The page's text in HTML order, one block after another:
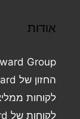
אודות
Group
החזון של Forward
לקוחות
לקוחות של Forward